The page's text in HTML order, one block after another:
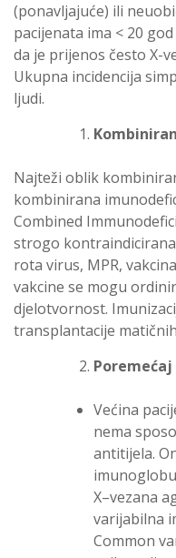
(ponavljajuće) ili
pacijenata ima < 20
da je prijenos često X-
Ukupna incidencija
ljudi.
Najteži oblik
kombinirana
Combined
strogo kontraindicirana
rota virus, MPR,
vakcine se mogu
djelotvornost.
transplantacije
Većina
nema
antitijela.
X–vezana
varijabilna
Common